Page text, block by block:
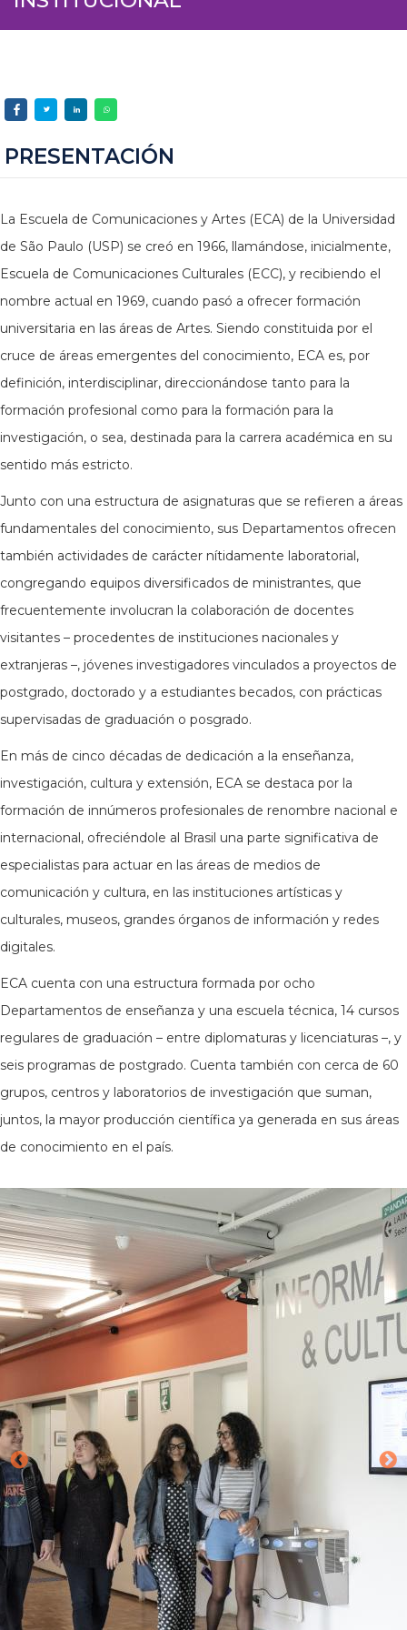
PRESENTACIÓN
La Escuela de Comunicaciones y Artes (ECA) de la Universidad
de São Paulo (USP) se creó en 1966, llamándose, inicialmente,
Escuela de Comunicaciones Culturales (ECC), y recibiendo el
nombre actual en 1969, cuando pasó a ofrecer formación
universitaria en las áreas de Artes. Siendo constituida por el
cruce de áreas emergentes del conocimiento, ECA es, por
definición, interdisciplinar, direccionándose tanto para la
formación profesional como para la formación para la
investigación, o sea, destinada para la carrera académica en su
sentido más estricto.
Junto con una estructura de asignaturas que se refieren a áreas
fundamentales del conocimiento, sus Departamentos ofrecen
también actividades de carácter nítidamente laboratorial,
congregando equipos diversificados de ministrantes, que
frecuentemente involucran la colaboración de docentes
visitantes – procedentes de instituciones nacionales y
extranjeras –, jóvenes investigadores vinculados a proyectos de
postgrado, doctorado y a estudiantes becados, con prácticas
supervisadas de graduación o posgrado.
En más de cinco décadas de dedicación a la enseñanza,
investigación, cultura y extensión, ECA se destaca por la
formación de innúmeros profesionales de renombre nacional e
internacional, ofreciéndole al Brasil una parte significativa de
especialistas para actuar en las áreas de medios de
comunicación y cultura, en las instituciones artísticas y
culturales, museos, grandes órganos de información y redes
digitales.
ECA cuenta con una estructura formada por ocho
Departamentos de enseñanza y una escuela técnica, 14 cursos
regulares de graduación – entre diplomaturas y licenciaturas –, y
seis programas de postgrado. Cuenta también con cerca de 60
grupos, centros y laboratorios de investigación que suman,
juntos, la mayor producción científica ya generada en sus áreas
de conocimiento en el país.